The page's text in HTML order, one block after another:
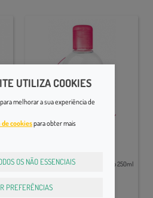
Sensibio Bioderma Sol Micelar H2o 250ml
UTILIZA COOKIES
melhorar a sua experiência de
cookiespara obter mais
OS NÃO ESSENCIAIS
PREFERÊNCIAS